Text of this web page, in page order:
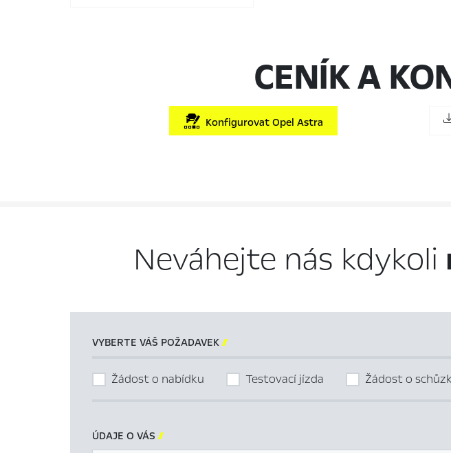
CENÍK A
Konfigurovat Opel Astra
Neváhejte nás kdykoli
VYBERTE VÁŠ POŽADAVEK 
Žádost o nabídku Testovací jízda Žádost o
ÚDAJE O VÁS 